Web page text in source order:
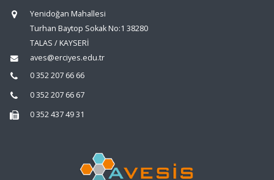
Yenidoğan Mahallesi
Turhan Baytop Sokak No:1 38280
TALAS / KAYSERİ
aves@erciyes.edu.tr
0 352 207 66 66
0 352 207 66 67
0 352 437 49 31